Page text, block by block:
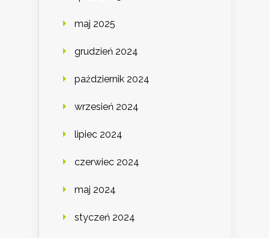
maj 2025
grudzień 2024
październik 2024
wrzesień 2024
lipiec 2024
czerwiec 2024
maj 2024
styczeń 2024